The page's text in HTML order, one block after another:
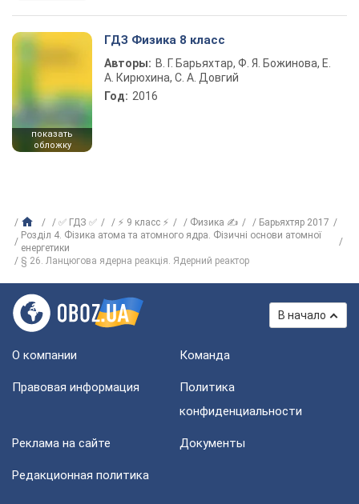
показать
обложку
ГДЗ Физика 8 класс
Авторы: В. Г. Барьяхтар, Ф. Я. Божинова, Е.
А. Кирюхина, С. А. Довгий
Год: 2016
✅ ГДЗ ✅ ⚡ 9 класс ⚡ Физика ✍
Барьяхтяр 2017
Розділ 4. Фізика атома та атомного ядра. Фізичні основи атомної
енергетики
§ 26. Ланцюгова ядерна реакція. Ядерний реактор
В начало
О компании Команда
Правовая информация
Политика
конфиденциальности
Реклама на сайте Документы
Редакционная политика